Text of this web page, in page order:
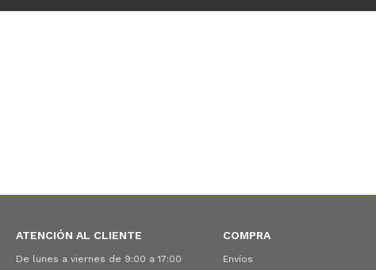
ATENCIÓN AL CLIENTE
De lunes a viernes de 9:00 a 17:00
COMPRA
Envíos